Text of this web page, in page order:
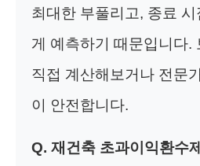
최대한 부풀리고, 종료
게 예측하기 때문입니다.
직접 계산해보거나 전문
이 안전합니다.
Q. 재건축 초과이익환수